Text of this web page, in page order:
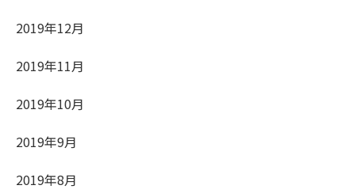
2019年12月
2019年11月
2019年10月
2019年9月
2019年8月